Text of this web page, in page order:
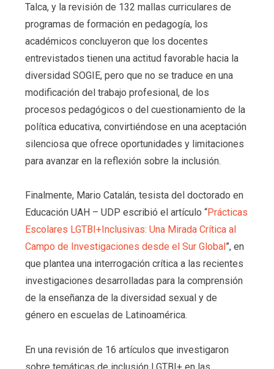
Talca, y la revisión de 132 mallas curriculares de
programas de formación en pedagogía, los
académicos concluyeron que los docentes
entrevistados tienen una actitud favorable hacia la
diversidad SOGIE, pero que no se traduce en una
modificación del trabajo profesional, de los
procesos pedagógicos o del cuestionamiento de la
política educativa, convirtiéndose en una aceptación
silenciosa que ofrece oportunidades y limitaciones
para avanzar en la reflexión sobre la inclusión.
Finalmente, Mario Catalán, tesista del doctorado en
Educación UAH – UDP escribió el artículo “Prácticas
Escolares LGTBI+Inclusivas: Una Mirada Crítica al
Campo de Investigaciones desde el Sur Global”, en
que plantea una interrogación crítica a las recientes
investigaciones desarrolladas para la comprensión
de la enseñanza de la diversidad sexual y de
género en escuelas de Latinoamérica.
En una revisión de 16 artículos que investigaron